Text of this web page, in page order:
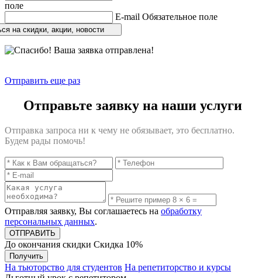
поле
E-mail Обязательное поле
на скидки, акции, новости
Отправить еще раз
Отправьте заявку на наши услуги
Отправка запроса ни к чему не обязывает, это бесплатно.
Будем рады помочь!
Отправляя заявку, Вы соглашаетесь на обработку
персональных данных.
До окончания скидки Скидка 10%
Получить
На тьюторство для студентов На репетиторство и курсы